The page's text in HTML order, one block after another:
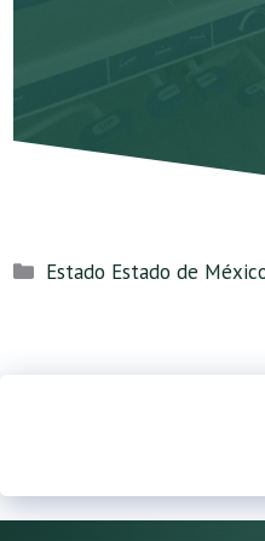
Categorías
Estado Estado de